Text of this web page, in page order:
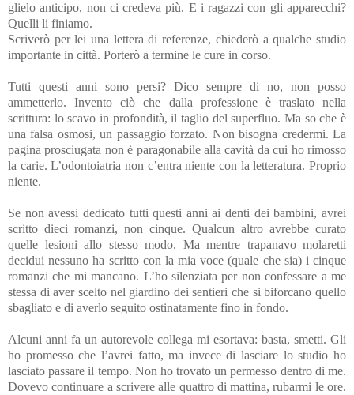
glielo anticipo, non ci credeva più. E i ragazzi con gli apparecchi?
Quelli li finiamo.
Scriverò per lei una lettera di referenze, chiederò a qualche studio
importante in città. Porterò a termine le cure in corso.
Tutti questi anni sono persi? Dico sempre di no, non posso
ammetterlo. Invento ciò che dalla professione è traslato nella
scrittura: lo scavo in profondità, il taglio del superfluo. Ma so che è
una falsa osmosi, un passaggio forzato. Non bisogna credermi. La
pagina prosciugata non è paragonabile alla cavità da cui ho rimosso
la carie. L’odontoiatria non c’entra niente con la letteratura. Proprio
niente.
Se non avessi dedicato tutti questi anni ai denti dei bambini, avrei
scritto dieci romanzi, non cinque. Qualcun altro avrebbe curato
quelle lesioni allo stesso modo. Ma mentre trapanavo molaretti
decidui nessuno ha scritto con la mia voce (quale che sia) i cinque
romanzi che mi mancano. L’ho silenziata per non confessare a me
stessa di aver scelto nel giardino dei sentieri che si biforcano quello
sbagliato e di averlo seguito ostinatamente fino in fondo.
Alcuni anni fa un autorevole collega mi esortava: basta, smetti. Gli
ho promesso che l’avrei fatto, ma invece di lasciare lo studio ho
lasciato passare il tempo. Non ho trovato un permesso dentro di me.
Dovevo continuare a scrivere alle quattro di mattina, rubarmi le ore.